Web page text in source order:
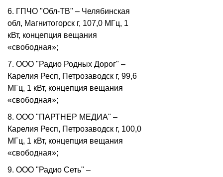
6. ГПЧО "Обл-ТВ" – Челябинская
обл, Магнитогорск г, 107,0 МГц, 1
кВт, концепция вещания
«свободная»;
7. ООО "Радио Родных Дорог" –
Карелия Респ, Петрозаводск г, 99,6
МГц, 1 кВт, концепция вещания
«свободная»;
8. ООО "ПАРТНЕР МЕДИА" –
Карелия Респ, Петрозаводск г, 100,0
МГц, 1 кВт, концепция вещания
«свободная»;
9. ООО "Радио Сеть" –